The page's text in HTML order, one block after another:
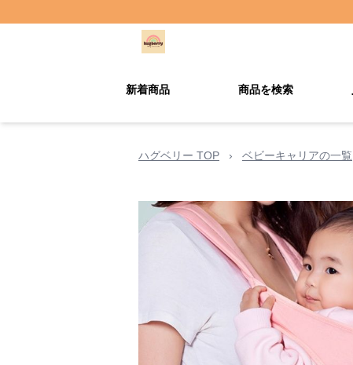
新着商品 商品を検索
ハグベリー TOP › ベビーキャリアの一覧